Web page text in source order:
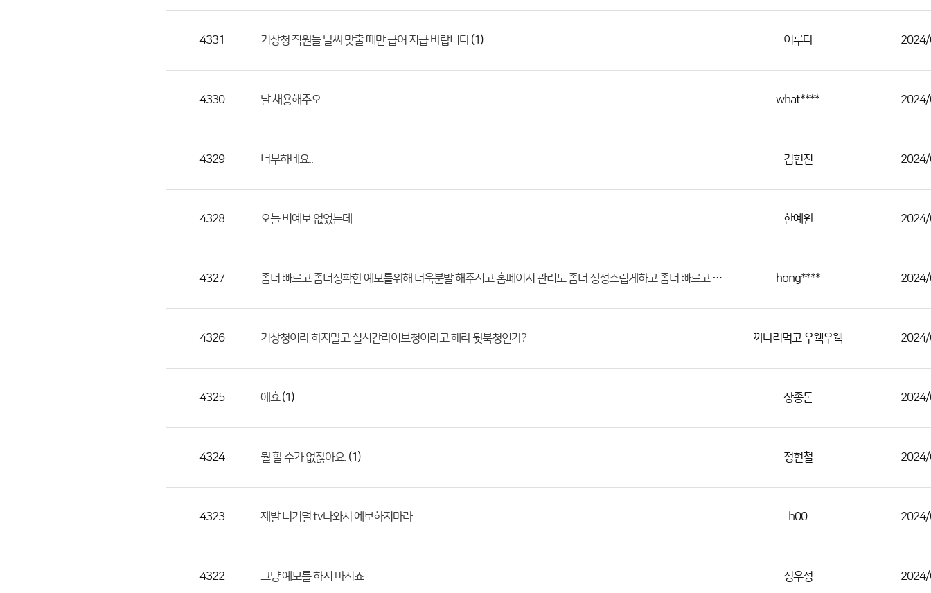
성
다.
4331 기상청 직원들 날씨 맞출 때만 급여 지급 바랍니다(1) 이루다
4330 날 채용해주오 what****
4329 너무하네요.. 김현진
4328 오늘 비예보 없었는데 한예원
4327 좀더 빠르고 좀더정확한 예보를위해 더욱분발 해주시고 홈페이지 관리도 좀더 정성스럽게하고 좀더 빠르고 정확하게 관리 해주시면 고맙겠습니다. hong****
4326 기상청이라 하지말고 실시간라이브청이라고 해라 뒷북청인가? 까나리먹고 우웩우웩
4325 에효(1) 장종돈
4324 뭘 할 수가 없잖아요. (1) 정현철
4323 제발 너거덜 tv나와서 예보하지마라 h00
4322 그냥 예보를 하지 마시죠 정우성